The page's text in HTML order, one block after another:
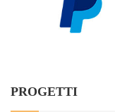
PROGETTI